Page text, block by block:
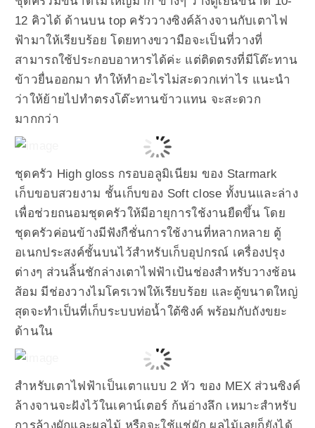
12 คิวได้ ด้านบน top ครัววางซิงค์ล้างจานกับเตาไฟ
ฟ้ามาให้เรียบร้อย โดยทางขวามือจะเป็นที่วางที่
สามารถใช้ประกอบอาหารได้ค่ะ แต่ติดตรงที่มีโต๊ะทาน
ข้าวยื่นออกมา ทำให้ทำอะไรไม่สะดวกเท่าไร แนะนำ
ว่าให้ย้ายไปทำตรงโต๊ะทานข้าวแทน จะสะดวก
มากกว่า
ชุดครัว High gloss กรอบอลูมิเนียม ของ Starmark
เก็บขอบสวยงาม ชั้นเก็บของ Soft close ทั้งบนและล่าง
เพื่อช่วยถนอมชุดครัวให้มีอายุการใช้งานยืดขึ้น โดย
ชุดครัวค่อนข้างมีฟังกืชั่นการใช้งานที่หลากหลาย ตู้
อเนกประสงค์ชั้นบนไว้สำหรับเก็บอุปกรณ์ เครื่องปรุง
ต่างๆ ส่วนลิ้นชักล่างเตาไฟฟ้าเป้นช่องสำหรับวางช้อน
ส้อม มีช่องวางไมโครเวฟให้เรียบร้อย และตู้ขนาดใหญ่
สุดจะทำเป็นที่เก็บระบบท่อน้ำใต้ซิงค์ พร้อมกับถังขยะ
ด้านใน
สำหรับเตาไฟฟ้าเป็นเตาแบบ 2 หัว ของ MEX ส่วนซิงค์
ล้างจานจะฝังไว้ในเคาน์เตอร์ ก้นอ่างลึก เหมาะสำหรับ